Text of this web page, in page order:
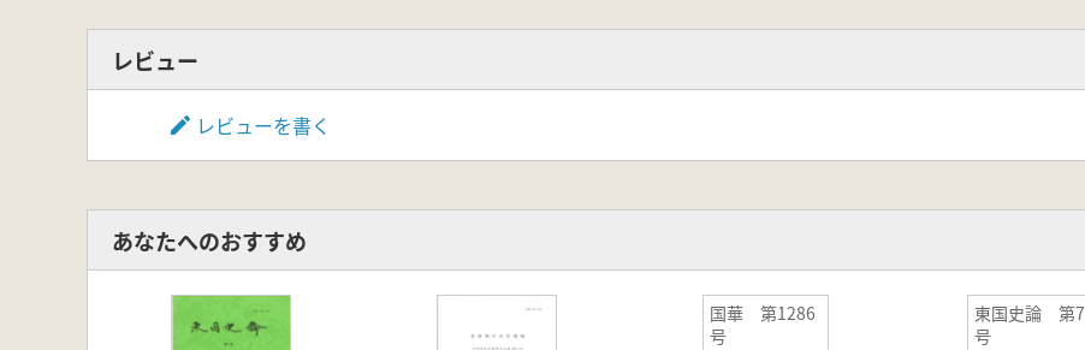
レビュー
レビューを書く
あなたへのおすすめ
国華 第1286
号
東国史論 第7
号